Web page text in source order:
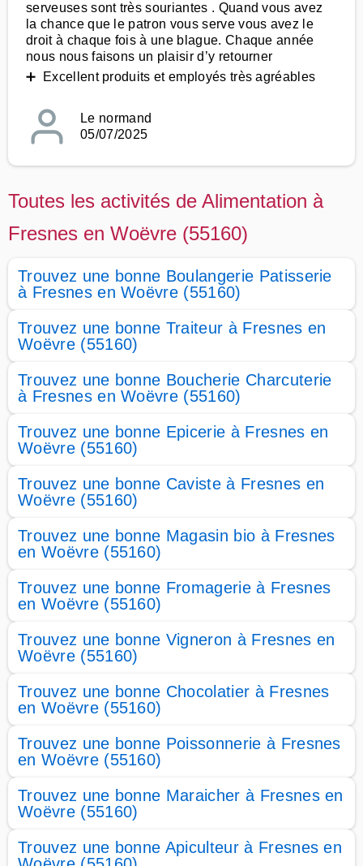
serveuses sont très souriantes . Quand vous avez
la chance que le patron vous serve vous avez le
droit à chaque fois à une blague. Chaque année
nous nous faisons un plaisir d’y retourner
➕ Excellent produits et employés très agréables
Le normand
05/07/2025
Toutes les activités de Alimentation à
Fresnes en Woëvre (55160)
Trouvez une bonne Boulangerie Patisserie
à Fresnes en Woëvre (55160)
Trouvez une bonne Traiteur à Fresnes en
Woëvre (55160)
Trouvez une bonne Boucherie Charcuterie
à Fresnes en Woëvre (55160)
Trouvez une bonne Epicerie à Fresnes en
Woëvre (55160)
Trouvez une bonne Caviste à Fresnes en
Woëvre (55160)
Trouvez une bonne Magasin bio à Fresnes
en Woëvre (55160)
Trouvez une bonne Fromagerie à Fresnes
en Woëvre (55160)
Trouvez une bonne Vigneron à Fresnes en
Woëvre (55160)
Trouvez une bonne Chocolatier à Fresnes
en Woëvre (55160)
Trouvez une bonne Poissonnerie à Fresnes
en Woëvre (55160)
Trouvez une bonne Maraicher à Fresnes en
Woëvre (55160)
Trouvez une bonne Apiculteur à Fresnes en